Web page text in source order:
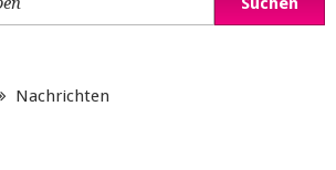
Nachrichten